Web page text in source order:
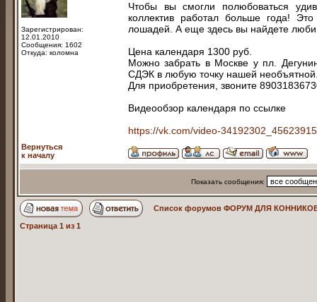
Зарегистрирован:
12.01.2010
Сообщения: 1602
Откуда: коломна
Чтобы вы смогли полюбоваться
коллектив работал больше года!
лошадей. А еще здесь вы найдете
Цена календаря 1300 руб.
Можно забрать в Москве у пл.
СДЭК в любую точку нашей
Для приобретения, звоните
Видеообзор календаря по ссылке
https://vk.com/video-
Вернуться
к началу
Показать сообщения:
Список форумов ФОРУМ ДЛЯ КОННИКОВ
Страница 1 из 1